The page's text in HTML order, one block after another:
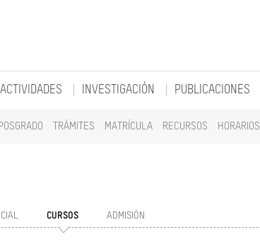
POSGRADO TRÁMITES MATRÍCULA RECURSOS HORARIOS
ACTIVIDADES INVESTIGACIÓN PUBLICACIONES
CURSOS ADMISIÓN